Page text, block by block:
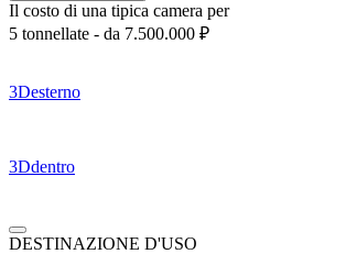
Il costo di una tipica camera per
5 tonnellate - da 7.500.000 ₽
3Desterno
3Ddentro
DESTINAZIONE D'USO